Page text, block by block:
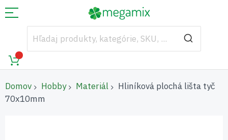
Domov Hobby Materiál
Hliníková plochá lišta tyč
70x10mm